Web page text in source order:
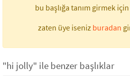
bu başlığa tanım girmek için
zaten üye iseniz buradan
"hi jolly" ile benzer başlıklar